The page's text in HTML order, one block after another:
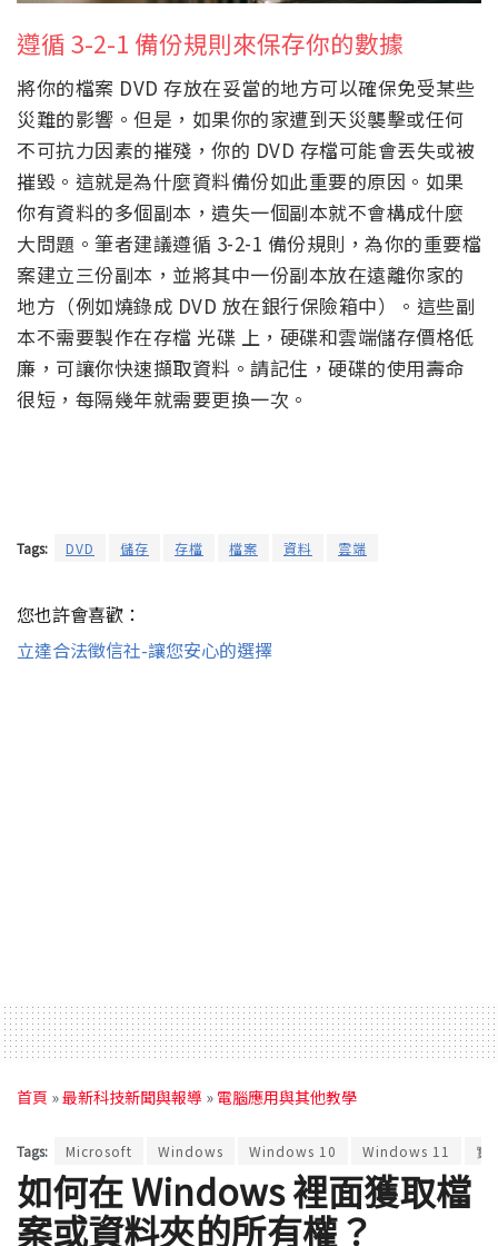
遵循 3-2-1 備份規則來保存你的數據
將你的檔案 DVD 存放在妥當的地方可以確保免受某些
災難的影響。但是，如果你的家遭到天災襲擊或任何
不可抗力因素的摧殘，你的 DVD 存檔可能會丟失或被
摧毀。這就是為什麼資料備份如此重要的原因。如果
你有資料的多個副本，遺失一個副本就不會構成什麼
大問題。筆者建議遵循 3-2-1 備份規則，為你的重要檔
案建立三份副本，並將其中一份副本放在遠離你家的
地方（例如燒錄成 DVD 放在銀行保險箱中）。這些副
本不需要製作在存檔 光碟 上，硬碟和雲端儲存價格低
廉，可讓你快速擷取資料。請記住，硬碟的使用壽命
很短，每隔幾年就需要更換一次。
Tags: DVD 儲存 存檔 檔案 資料 雲端
您也許會喜歡：
立達合法徵信社-讓您安心的選擇
首頁 »最新科技新聞與報導 » 電腦應用與其他教學
Tags: Microsoft Windows Windows 10 Windows 11 實
如何在 Windows 裡面獲取檔
案或資料夾的所有權？